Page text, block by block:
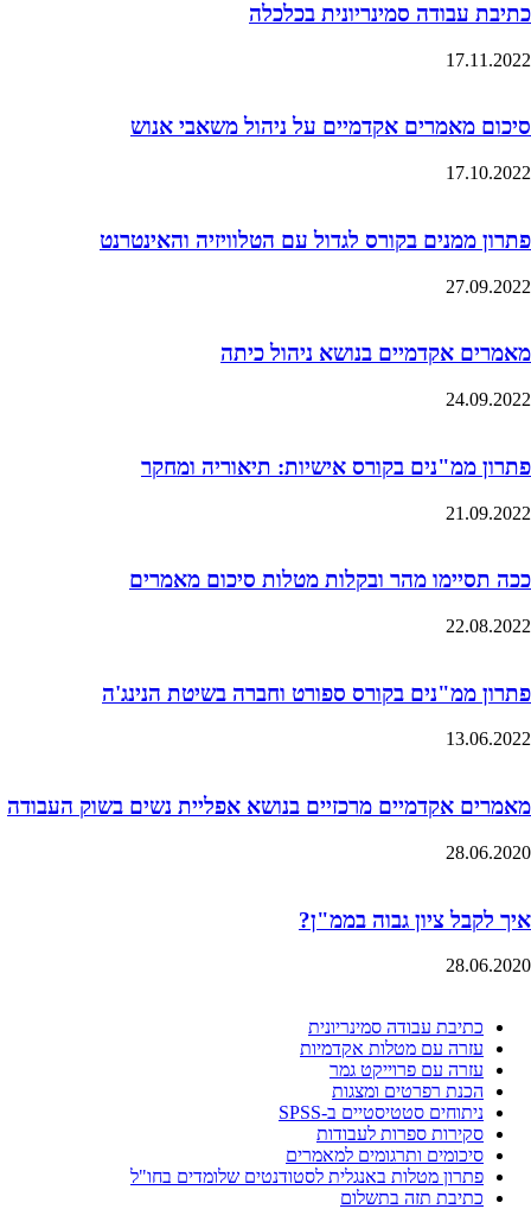
כתיבת עבודה סמינריונית בכלכלה
17.11.2022
סיכום מאמרים אקדמיים על ניהול משאבי אנוש
17.10.2022
פתרון ממנים בקורס לגדול עם הטלוויזיה והאינטרנט
27.09.2022
מאמרים אקדמיים בנושא ניהול כיתה
24.09.2022
פתרון ממ"נים בקורס אישיות: תיאוריה ומחקר
21.09.2022
ככה תסיימו מהר ובקלות מטלות סיכום מאמרים
22.08.2022
פתרון ממ"נים בקורס ספורט וחברה בשיטת הנינג'ה
13.06.2022
מאמרים אקדמיים מרכזיים בנושא אפליית נשים בשוק העבודה
28.06.2020
איך לקבל ציון גבוה בממ"ן?
28.06.2020
כתיבת עבודה סמינריונית
עזרה עם מטלות אקדמיות
עזרה עם פרוייקט גמר
הכנת רפרטים ומצגות
ניתוחים סטטיסטיים ב-SPSS
סקירות ספרות לעבודות
סיכומים ותרגומים למאמרים
פתרון מטלות באנגלית לסטודנטים שלומדים בחו"ל
כתיבת תזה בתשלום